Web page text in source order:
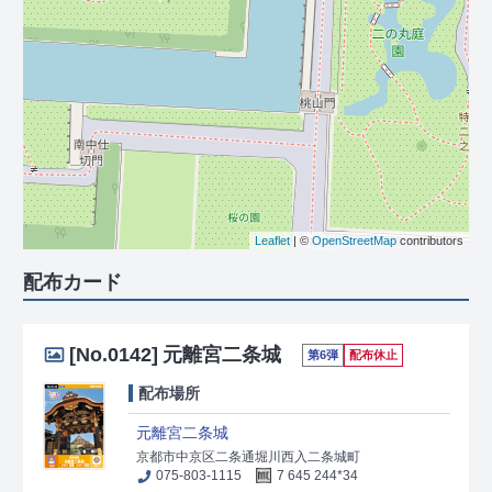
Leaflet | ©OpenStreetMap contributors
配布カード
[No.0142] 元離宮二条城 第6弾 配布休止
配布場所
元離宮二条城
京都市中京区二条通堀川西入二条城町
075-803-1115
7 645 244*34